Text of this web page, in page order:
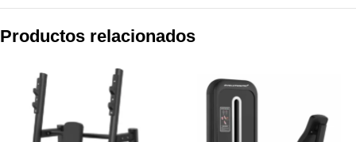
Productos relacionados